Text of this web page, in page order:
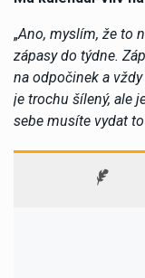
„Ano, myslím, že to
zápasy do týdne.
na odpočinek a
je trochu šílený, ale
sebe musíte vydat